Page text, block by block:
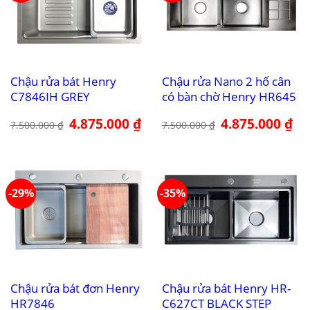
Chậu rửa bát Henry
C7846IH GREY
7.500.000₫ Giá
gốc
4.875.000₫Giá
hiện
Chậu rửa Nano 2 hố cân
có bàn chờ Henry HR645
7.500.000₫ Giá
gốc
4.875.000₫Giá
-29%
Chậu rửa bát đơn Henry
HR7846
-35%
Chậu rửa bát Henry HR-
C627CT BLACK STEP